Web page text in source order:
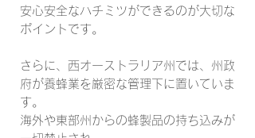
安心安全なハチミツができるのが大切な
ポイントです。
さらに、西オーストラリア州では、州政
府が養蜂業を厳密な管理下に置いていま
す。
海外や東部州からの蜂製品の持ち込みが